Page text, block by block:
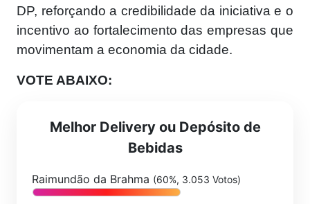
DP, reforçando a credibilidade da iniciativa e o
incentivo ao fortalecimento das empresas que
movimentam a economia da cidade.
VOTE ABAIXO:
Melhor Delivery ou Depósito de
Bebidas
Raimundão da Brahma (60%, 3.053 Votos)